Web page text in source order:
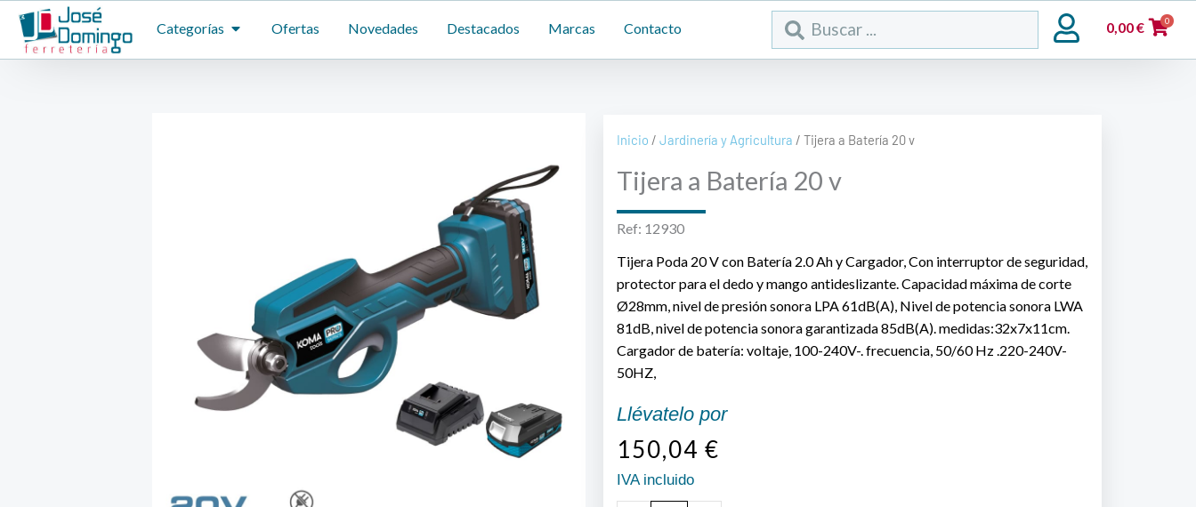
contenido
Categorías ABRIR CATEGORÍAS
Ofertas Novedades Destacados Marcas Contacto
Search
...
0,00€ 0
Inicio / Jardinería y Agricultura / Tijera a Batería 20 v
Tijera a Batería 20 v
Ref: 12930
Tijera Poda 20 V con Batería 2.0 Ah y Cargador, Con interruptor de seguridad,
protector para el dedo y mango antideslizante. Capacidad máxima de corte
Ø28mm, nivel de presión sonora LPA 61dB(A), Nivel de potencia sonora LWA
81dB, nivel de potencia sonora garantizada 85dB(A). medidas:32x7x11cm.
Cargador de batería: voltaje, 100-240V-. frecuencia, 50/60 Hz .220-240V-
50HZ,
Llévatelo por
150,04 €
IVA incluido